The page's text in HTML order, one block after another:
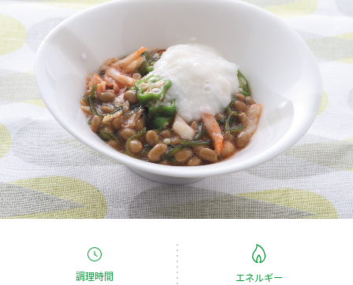
酢
お酢ドリンク ぽん酢
みりん風・料理酒 鍋用調味料
つゆ たれ
スープ 中華
新商品一覧
キャンペーン情報
ブランド・スペシャルサイト
ブランド・スペシャルサイト トップ
商品ブランドサイト
Fibee（ファイビー）
くらしプラ酢
お酢ドリンク
企業情報
国内事業概要
企業理念
ミツカンを知る
調理時間 エネルギー